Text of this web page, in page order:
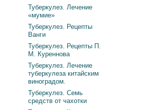
Туберкулез. Лечение
«мумие»
Туберкулез. Рецепты
Ванги
Туберкулез. Рецепты П.
М. Куреннова
Туберкулез. Лечение
туберкулеза китайским
виноградом.
Туберкулез. Семь
средств от чахотки